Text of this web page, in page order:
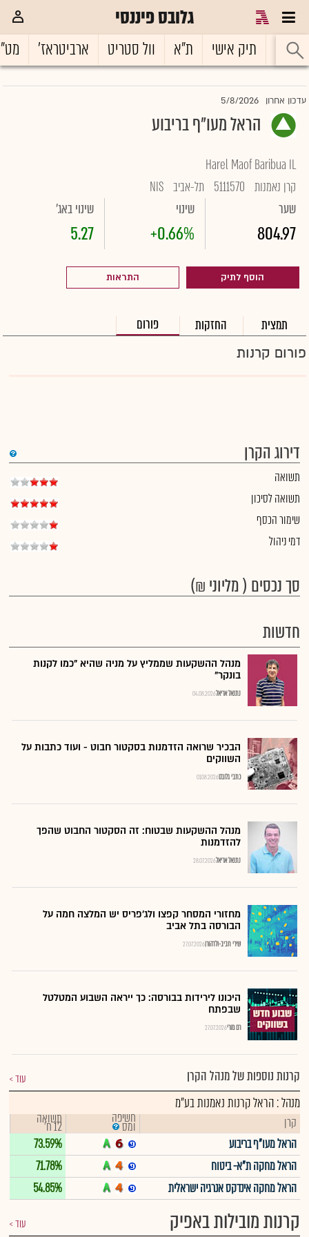
גלובס פיננסי
ראשי תיק אישי ת"א וול סטריט ארביטראז'
עדכון אחרון 5/8/2026
הראל מעו"ף בריבוע
Harel Maof Baribua IL
קרן נאמנות 5111570 תל-אביב NIS
שער
804.97
שינוי
+0.66%
שינוי באג'
5.27
הוסף לתיק התראות
תמצית החזקות פורום
פורום קרנות
דירוג הקרן
תשואה
תשואה לסיכון
שימור הכסף
דמי ניהול
סך נכסים ( מליוני ₪)
חדשות
מנהל ההשקעות שממליץ על מניה שהיא "כמו לקנות
בונקר"
04.08.2026נתנאל אריאל
הבכיר שרואה הזדמנות בסקטור חבוט - ועוד כתבות על
השווקים
01.08.2026כתבי גלובס
מנהל ההשקעות שבטוח: זה הסקטור החבוט שהפך
להזדמנות
28.07.2026נתנאל אריאל
מחזורי המסחר קפצו ולג'פריס יש המלצה חמה על
הבורסה בתל אביב
27.07.2026שירי חביב-ולדהורן
היכונו לירידות בבורסה: כך ייראה השבוע המטלטל
שבפתח
27.07.2026רם מורי
קרנות נוספות של מנהל הקרן עוד
מנהל : הראל קרנות נאמנות בע"מ
קרן חשיפה
ומס תשואה
12 ח'
הראל מעו"ף בריבוע
73.59%
הראל מחקה ת"א- ביטוח
71.78%
הראל מחקה אינדקס אנרגיה ישראלית
54.85%
קרנות מובילות באפיק עוד